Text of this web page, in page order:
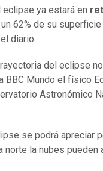
eclipse ya estará en
62% de su
diario.
del eclipse
BBC Mundo el físico
Astronómico
se podrá apreciar
norte la nubes pueden